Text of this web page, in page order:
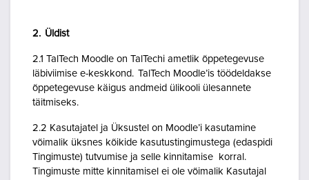
2. Üldist
2.1 TalTech Moodle on TalTechi ametlik õppetegevuse
läbiviimise e-keskkond. TalTech Moodle’is töödeldakse
õppetegevuse käigus andmeid ülikooli ülesannete
täitmiseks.
2.2 Kasutajatel ja Üksustel on Moodle’i kasutamine
võimalik üksnes kõikide kasutustingimustega (edaspidi
Tingimuste) tutvumise ja selle kinnitamise korral.
Tingimuste mitte kinnitamisel ei ole võimalik Kasutajal